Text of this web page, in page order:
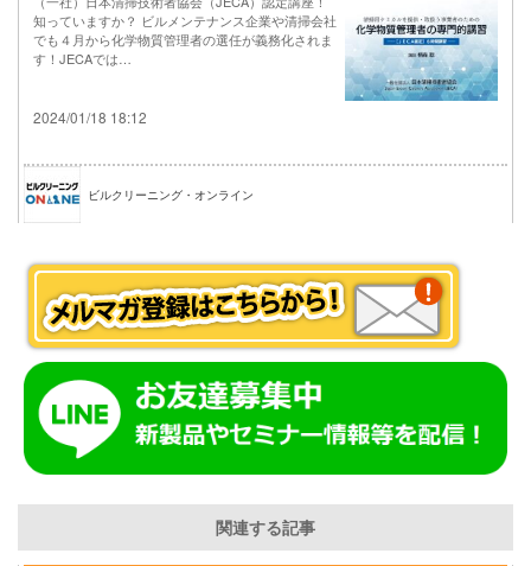
知っていますか？ ビルメンテナンス企業や清掃会社
でも４月から化学物質管理者の選任が義務化されま
す！JECAでは…
2024/01/18 18:12
ビルクリーニング・オンライン
関連する記事